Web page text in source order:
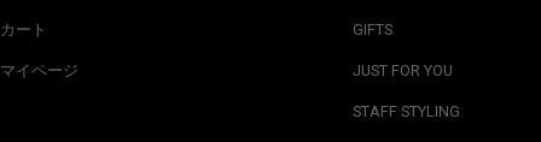
カート
マイページ
GIFTS
JUST FOR YOU
STAFF STYLING